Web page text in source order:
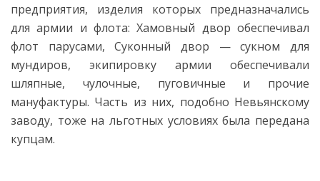
предприятия, изделия которых предназначались
для армии и флота: Хамовный двор обеспечивал
флот парусами, Суконный двор — сукном для
мундиров, экипировку армии обеспечивали
шляпные, чулочные, пуговичные и прочие
мануфактуры. Часть из них, подобно Невьянскому
заводу, тоже на льготных условиях была передана
купцам.